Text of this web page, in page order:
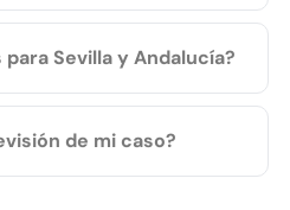
Sevilla y Andalucía?
de mi caso?